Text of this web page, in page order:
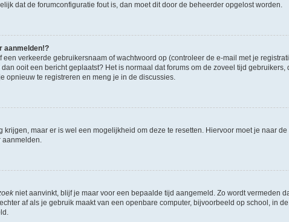
dat de forumconfiguratie fout is, dan moet dit door de beheerder opgelost worden.
aanmelden!?
verkeerde gebruikersnaam of wachtwoord op (controleer de e-mail met je
ooit een bericht geplaatst? Het is normaal dat forums om de zoveel tijd
opnieuw te registreren en meng je in de discussies.
maar er is wel een mogelijkheid om deze te resetten. Hiervoor moet je naar
aanmelden.
niet aanvinkt, blijf je maar voor een bepaalde tijd aangemeld. Zo wordt vermeden
af als je gebruik maakt van een openbare computer, bijvoorbeeld op school, in